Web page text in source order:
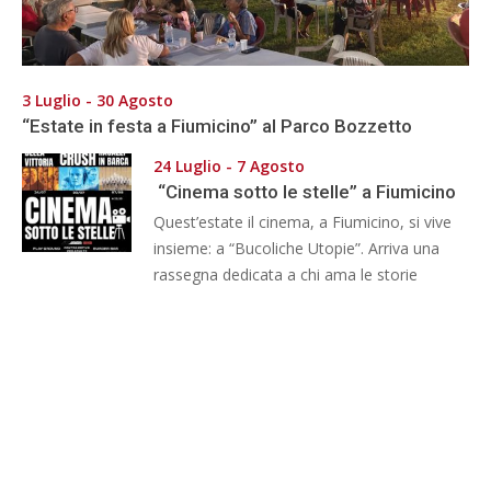
3 Luglio - 30 Agosto
“Estate in festa a Fiumicino” al Parco Bozzetto
24 Luglio - 7 Agosto
“Cinema sotto le stelle” a Fiumicino
Quest’estate il cinema, a Fiumicino, si vive
insieme: a “Bucoliche Utopie”. Arriva una
rassegna dedicata a chi ama le storie